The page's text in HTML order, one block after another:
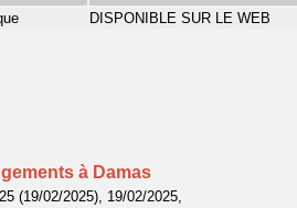
DISPONIBLE SUR LE WEB
à Damas
(19/02/2025), 19/02/2025,